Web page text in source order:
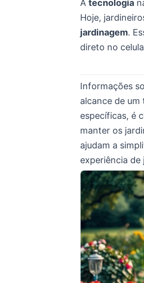
A tecnologia
Hoje,
jardinagem.
direto no
Informações
alcance de
específicas, é
manter os
ajudam a
experiência de